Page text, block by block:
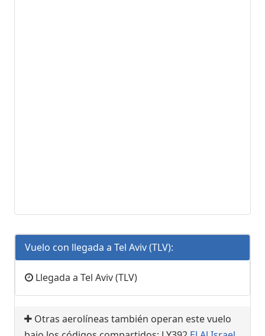
Vuelo con llegada a Tel Aviv (TLV):
Llegada a Tel Aviv (TLV)
Otras aerolíneas también operan este vuelo